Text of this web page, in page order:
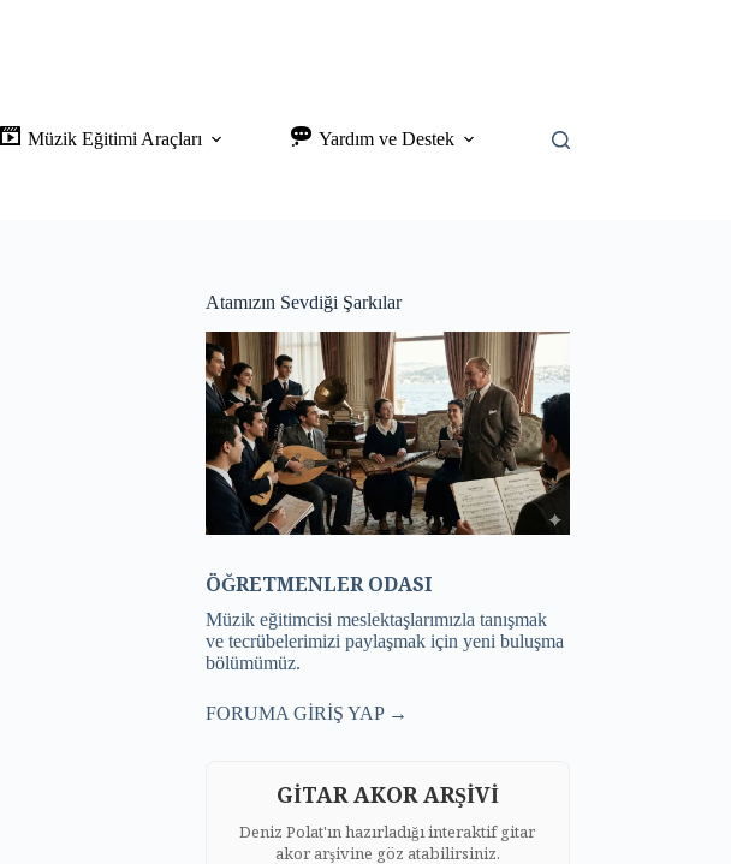
Müzik Eğitimi Araçları Yardım ve Destek
Atamızın Sevdiği Şarkılar
ÖĞRETMENLER ODASI
Müzik eğitimcisi meslektaşlarımızla tanışmak
ve tecrübelerimizi paylaşmak için yeni buluşma
bölümümüz.
FORUMA GİRİŞ YAP →
GİTAR AKOR ARŞİVİ
Deniz Polat'ın hazırladığı interaktif gitar
akor arşivine göz atabilirsiniz.